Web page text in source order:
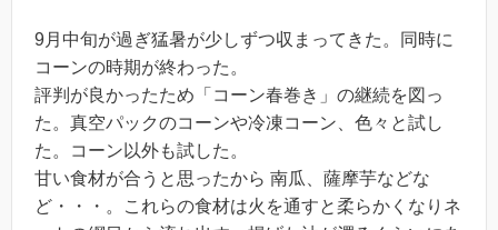
9月中旬が過ぎ猛暑が少しずつ収まってきた。同時に
コーンの時期が終わった。
評判が良かったため「コーン春巻き」の継続を図っ
た。真空パックのコーンや冷凍コーン、色々と試し
た。コーン以外も試した。
甘い食材が合うと思ったから 南瓜、薩摩芋などな
ど・・・。これらの食材は火を通すと柔らかくなりネ